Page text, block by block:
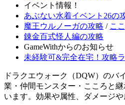
イベント情報！
あぶない水着イベント26の
魔王ウルノーガの攻略 / こ
錬金百式怪人編の攻略
GameWithからのお知らせ
未経験可&完全在宅！攻略
ドラクエウォーク（DQW）のバ
業・仲間モンスター・こころと
います。効果や属性、ダメージや